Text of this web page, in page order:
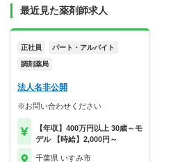
最近見た薬剤師求人
正社員 パート・アルバイト
調剤薬局
法人名非公開
※お問い合わせください
【年収】400万円以上 30歳～モ
デル 【時給】2,000円～
千葉県 いすみ市